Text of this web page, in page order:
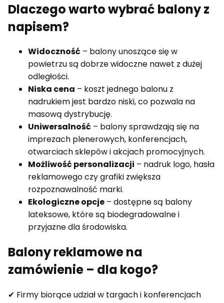
Dlaczego warto wybrać balony z
napisem?
Widoczność – balony unoszące się w
powietrzu są dobrze widoczne nawet z dużej
odległości.
Niska cena – koszt jednego balonu z
nadrukiem jest bardzo niski, co pozwala na
masową dystrybucję.
Uniwersalność – balony sprawdzają się na
imprezach plenerowych, konferencjach,
otwarciach sklepów i akcjach promocyjnych.
Możliwość personalizacji – nadruk logo, hasła
reklamowego czy grafiki zwiększa
rozpoznawalność marki.
Ekologiczne opcje – dostępne są balony
lateksowe, które są biodegradowalne i
przyjazne dla środowiska.
Balony reklamowe na
zamówienie – dla kogo?
✔ Firmy biorące udział w targach i konferencjach